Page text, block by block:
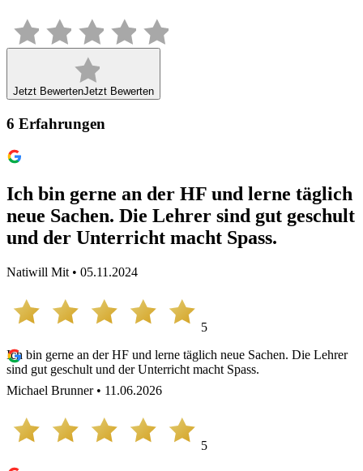
Jetzt BewertenJetzt Bewerten
6 Erfahrungen
Ich bin gerne an der HF und lerne täglich
neue Sachen. Die Lehrer sind gut geschult
und der Unterricht macht Spass.
Natiwill Mit • 05.11.2024
5
Ich bin gerne an der HF und lerne täglich neue Sachen. Die Lehrer
sind gut geschult und der Unterricht macht Spass.
Michael Brunner • 11.06.2026
5